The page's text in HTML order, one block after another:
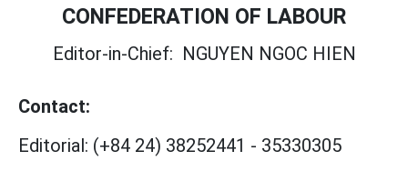
CONFEDERATION OF LABOUR
Editor-in-Chief: NGUYEN NGOC HIEN
Contact:
Editorial: (+84 24) 38252441 - 35330305